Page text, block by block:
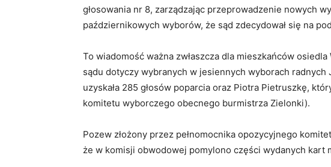
głosowania nr 8, zarządzając przeprowadzenie nowych
październikowych wyborów, że sąd zdecydował się na
To wiadomość ważna zwłaszcza dla mieszkańców
sądu dotyczy wybranych w jesiennych wyborach
uzyskała 285 głosów poparcia oraz Piotra Pietruszkę,
komitetu wyborczego obecnego burmistrza Zielonki).
Pozew złożony przez pełnomocnika opozycyjnego
że w komisji obwodowej pomylono części wydanych kart